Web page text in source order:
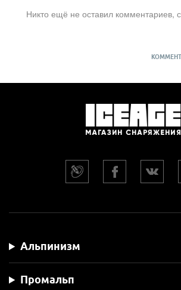
Никто ещё не оставил комментариев,
Альпинизм
Промальп